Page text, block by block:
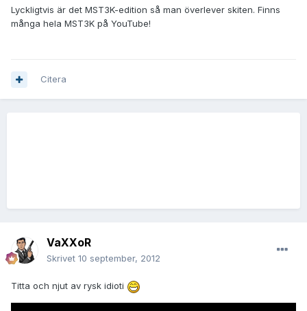
Lyckligtvis är det MST3K-edition så man överlever skiten. Finns
många hela MST3K på YouTube!
Citera
VaXXoR
Skrivet 10 september, 2012
Titta och njut av rysk idioti